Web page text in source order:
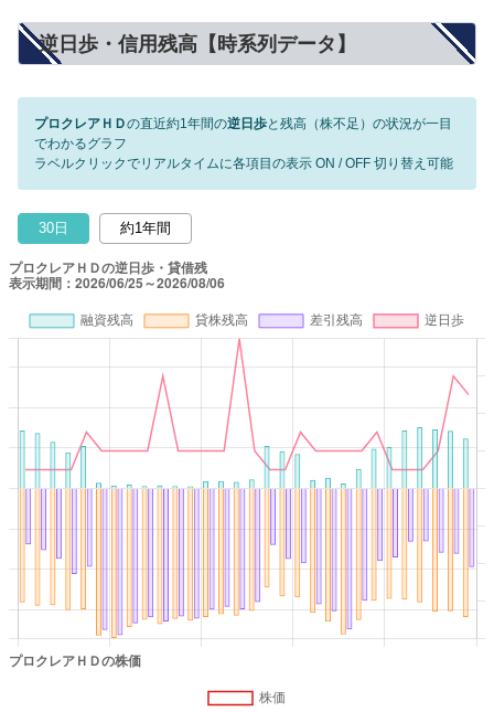
逆日歩・信用残高【時系列データ】
プロクレアＨＤの直近約1年間の逆日歩と残高（株不足）の状況が一目
でわかるグラフ
ラベルクリックでリアルタイムに各項目の表示 ON / OFF 切り替え可能
30日 約1年間